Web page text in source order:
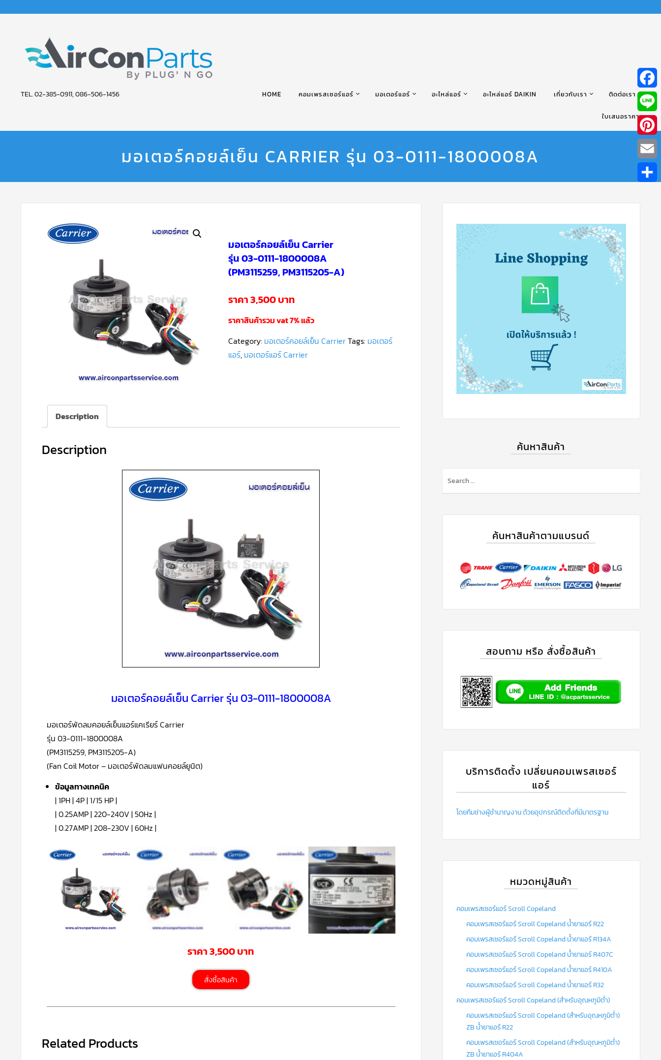
AIR
PARTS
TEL. 02-385-0911, 086-506-1456 HOME คอมเพรสเซอร์แอร์ มอเตอร์แอร์ อะไหล่แอร์ อะไหล่แอร์ DAIKIN เกี่ยวกับเรา ติดต่อเรา
ใบเสนอราคา
มอเตอร์คอยล์เย็น CARRIER รุ่น 03-0111-1800008A
มอเตอร์คอยล์เย็น Carrier
รุ่น 03-0111-1800008A
(PM3115259, PM3115205-A)
ราคา 3,500 บาท
ราคาสินค้ารวม vat 7% แล้ว
Category: มอเตอร์คอยล์เย็น CarrierTags: มอเตอร์
แอร์, มอเตอร์แอร์ Carrier
Description
Description
มอเตอร์คอยล์เย็น Carrier รุ่น 03-0111-1800008A
มอเตอร์พัดลมคอยล์เย็นแอร์แคเรียร์ Carrier
รุ่น 03-0111-1800008A
(PM3115259, PM3115205-A)
(Fan Coil Motor – มอเตอร์พัดลมแฟนคอยล์ยูนิต)
ข้อมูลทางเทคนิค
| 1PH | 4P | 1/15 HP |
| 0.25AMP | 220-240V | 50Hz |
| 0.27AMP | 208-230V | 60Hz |
ราคา 3,500 บาท
สั่งซื้อสินค้า
Related Products
ค้นหาสินค้า
ค้นหาสินค้าตามแบรนด์
สอบถาม หรือ สั่งซื้อสินค้า
บริการติดตั้ง เปลี่ยนคอมเพรสเซอร์
แอร์
โดยทีมช่างผู้ชำนาญงาน ด้วยอุปกรณ์ติดตั้งที่มีมาตรฐาน
หมวดหมู่สินค้า
คอมเพรสเซอร์แอร์ Scroll Copeland
คอมเพรสเซอร์แอร์ Scroll Copeland น้ำยาแอร์ R22
คอมเพรสเซอร์แอร์ Scroll Copeland น้ำยาแอร์ R134A
คอมเพรสเซอร์แอร์ Scroll Copeland น้ำยาแอร์ R407C
คอมเพรสเซอร์แอร์ Scroll Copeland น้ำยาแอร์ R410A
คอมเพรสเซอร์แอร์ Scroll Copeland น้ำยาแอร์ R32
คอมเพรสเซอร์แอร์ Scroll Copeland (สำหรับอุณหภูมิต่ำ)
คอมเพรสเซอร์แอร์ Scroll Copeland (สำหรับอุณหภูมิต่ำ)
ZB น้ำยาแอร์ R22
คอมเพรสเซอร์แอร์ Scroll Copeland (สำหรับอุณหภูมิต่ำ)
ZB น้ำยาแอร์ R404A
Line
Email